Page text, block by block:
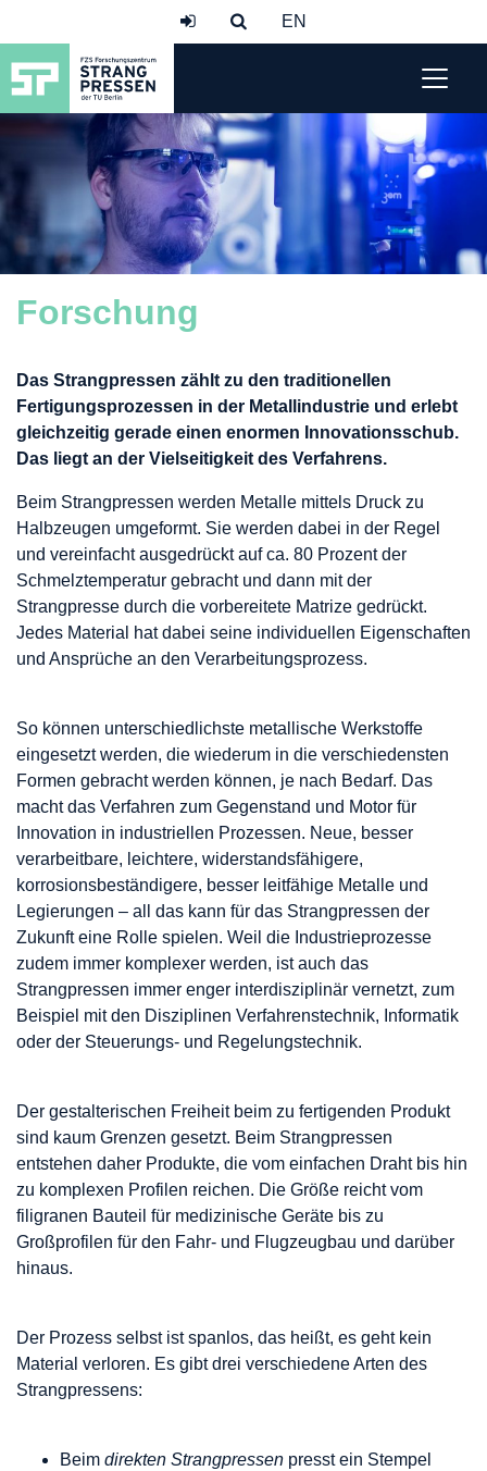
Forschung
Das Strangpressen zählt zu den traditionellen
Fertigungsprozessen in der Metallindustrie und erlebt
gleichzeitig gerade einen enormen Innovationsschub.
Das liegt an der Vielseitigkeit des Verfahrens.
Beim Strangpressen werden Metalle mittels Druck zu
Halbzeugen umgeformt. Sie werden dabei in der Regel
und vereinfacht ausgedrückt auf ca. 80 Prozent der
Schmelztemperatur gebracht und dann mit der
Strangpresse durch die vorbereitete Matrize gedrückt.
Jedes Material hat dabei seine individuellen Eigenschaften
und Ansprüche an den Verarbeitungsprozess.
So können unterschiedlichste metallische Werkstoffe
eingesetzt werden, die wiederum in die verschiedensten
Formen gebracht werden können, je nach Bedarf. Das
macht das Verfahren zum Gegenstand und Motor für
Innovation in industriellen Prozessen. Neue, besser
verarbeitbare, leichtere, widerstandsfähigere,
korrosionsbeständigere, besser leitfähige Metalle und
Legierungen – all das kann für das Strangpressen der
Zukunft eine Rolle spielen. Weil die Industrieprozesse
zudem immer komplexer werden, ist auch das
Strangpressen immer enger interdisziplinär vernetzt, zum
Beispiel mit den Disziplinen Verfahrenstechnik, Informatik
oder der Steuerungs- und Regelungstechnik.
Der gestalterischen Freiheit beim zu fertigenden Produkt
sind kaum Grenzen gesetzt. Beim Strangpressen
entstehen daher Produkte, die vom einfachen Draht bis hin
zu komplexen Profilen reichen. Die Größe reicht vom
filigranen Bauteil für medizinische Geräte bis zu
Großprofilen für den Fahr- und Flugzeugbau und darüber
hinaus.
Der Prozess selbst ist spanlos, das heißt, es geht kein
Material verloren. Es gibt drei verschiedene Arten des
Strangpressens:
Beim direkten Strangpressen presst ein Stempel